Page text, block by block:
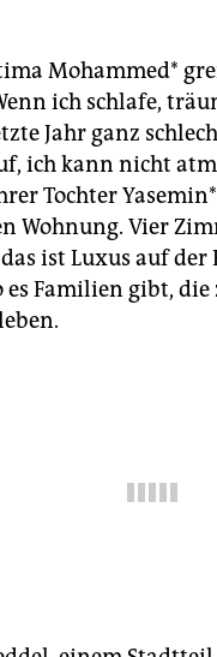
genossenschaft
epaper login
Mohammed*
ich schlafe,
Jahr ganz
ich kann nicht
Tochter
Wohnung. Vier
ist Luxus auf
es Familien gibt,